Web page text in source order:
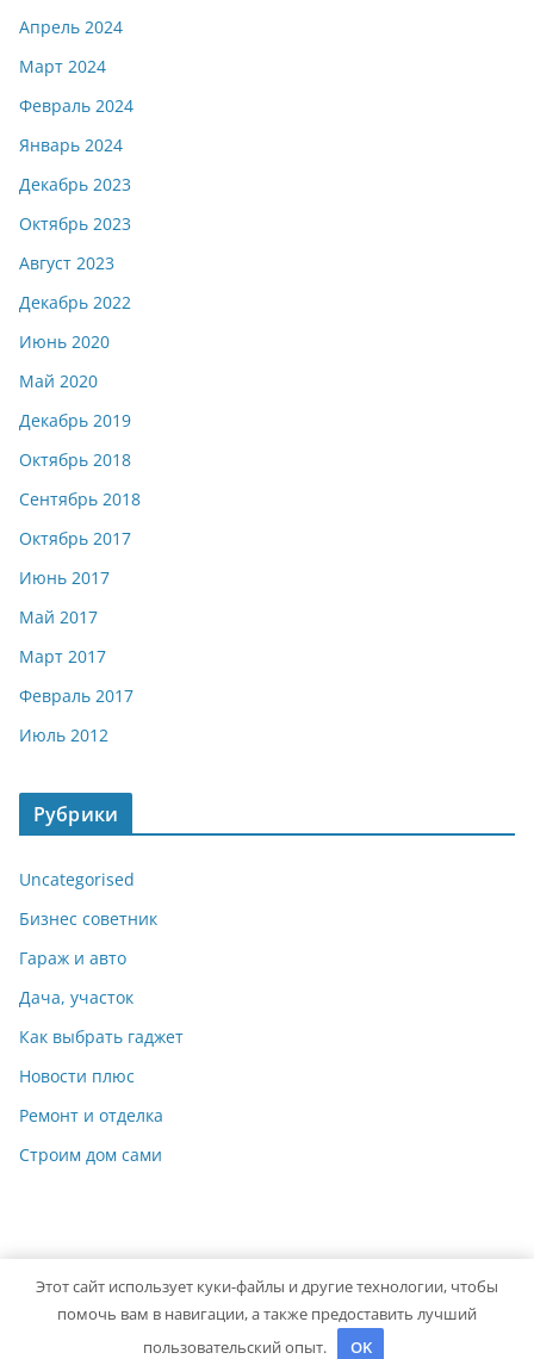
Апрель 2024
Март 2024
Февраль 2024
Январь 2024
Декабрь 2023
Октябрь 2023
Август 2023
Декабрь 2022
Июнь 2020
Май 2020
Декабрь 2019
Октябрь 2018
Сентябрь 2018
Октябрь 2017
Июнь 2017
Май 2017
Март 2017
Февраль 2017
Июль 2012
Рубрики
Uncategorised
Бизнес советник
Гараж и авто
Дача, участок
Как выбрать гаджет
Новости плюс
Ремонт и отделка
Строим дом сами
Copyright © 2026 Идеальный ремонт. Powered byColorMag
Этот сайт использует куки-файлы и другие технологии, чтобы
помочь вам в навигации, а также предоставить лучший
пользовательский опыт.
OK